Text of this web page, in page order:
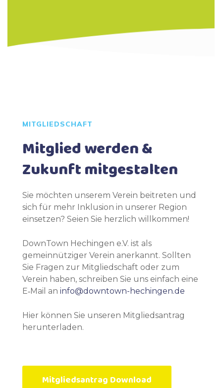
MITGLIEDSCHAFT
Mitglied werden &
Zukunft mitgestalten
Sie möchten unserem Verein beitreten und
sich für mehr Inklusion in unserer Region
einsetzen? Seien Sie herzlich willkommen!
DownTown Hechingen e.V. ist als
gemeinnütziger Verein anerkannt. Sollten
Sie Fragen zur Mitgliedschaft oder zum
Verein haben, schreiben Sie uns einfach eine
E‑Mail an info@downtown-hechingen.de
Hier können Sie unseren Mitgliedsantrag
herunterladen.
Mitgliedsantrag Download